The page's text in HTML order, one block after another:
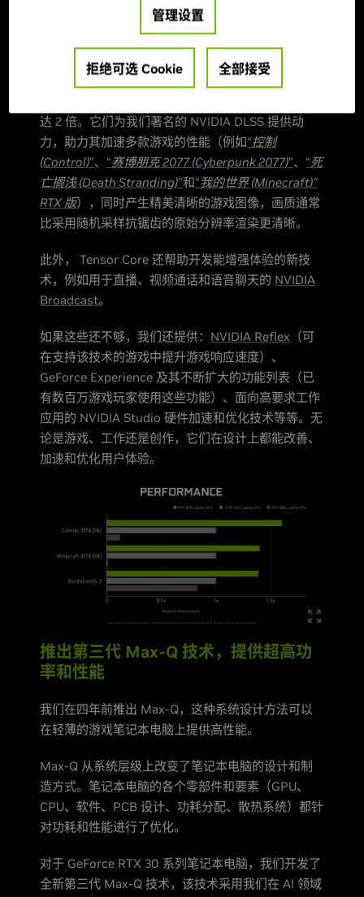
RTX 玩家和内容创作者能够享受高质量的光线追踪效
为了加速性能，我们集成了新的第三代 Tensor
达 2 倍。它们为我们著名的 NVIDIA DLSS 提供动
力，助力其加速多款游戏的性能（例如“控制
(Control)”、 “赛博朋克 2077 (Cyberpunk 2077)”、 “死
亡搁浅 (Death Stranding)”和“我的世界 (Minecraft)”
RTX 版），同时产生精美清晰的游戏图像，画质通常
比采用随机采样抗锯齿的原始分辨率渲染更清晰。
此外， Tensor Core 还帮助开发能增强体验的新技
术，例如用于直播、视频通话和语音聊天的 NVIDIA
Broadcast。
如果这些还不够，我们还提供： NVIDIA Reflex （可
在支持该技术的游戏中提升游戏响应速度）、
GeForce Experience 及其不断扩大的功能列表（已
有数百万游戏玩家使用这些功能）、面向高要求工作
应用的 NVIDIA Studio 硬件加速和优化技术等等。无
论是游戏、工作还是创作，它们在设计上都能改善、
加速和优化用户体验。
推出第三代 Max-Q 技术，提供超高功
率和性能
我们在四年前推出 Max-Q，这种系统设计方法可以
在轻薄的游戏笔记本电脑上提供高性能。
Max-Q 从系统层级上改变了笔记本电脑的设计和制
造方式。笔记本电脑的各个零部件和要素（GPU、
CPU、软件、PCB 设计、功耗分配、散热系统）都针
对功耗和性能进行了优化。
对于 GeForce RTX 30 系列笔记本电脑，我们开发了
全新第三代 Max-Q 技术，该技术采用我们在 AI 领域
管理设置
拒绝可选 Cookie 全部接受